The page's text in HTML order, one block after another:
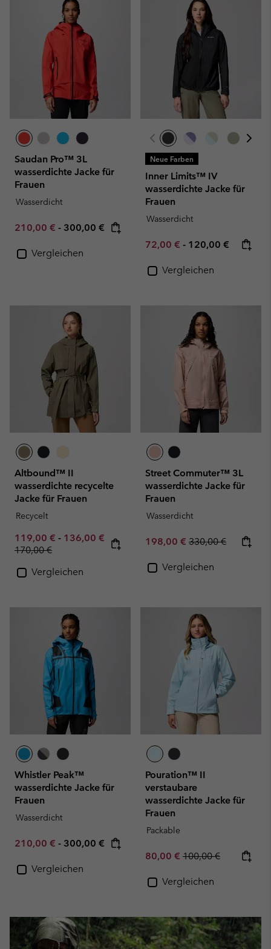
Saudan Pro™ 3L
wasserdichte Jacke für
Frauen
Wasserdicht
Minimum sale price:
210,00 € - Maximum price:
300,00 €
Vergleichen
Neue Farben
Inner Limits™ IV
wasserdichte Jacke für
Frauen
Wasserdicht
Minimum sale price:
72,00 € - Maximum price:
120,00 €
Vergleichen
Altbound™ II
wasserdichte recycelte
Jacke für Frauen
Recycelt
Minimum sale price:
119,00 € - Maximum sale price:
136,00 €
Regular price:
170,00 €
Vergleichen
Street Commuter™ 3L
wasserdichte Jacke für
Frauen
Wasserdicht
Sale price:
198,00 € Regular price:
330,00 €
Vergleichen
Whistler Peak™
wasserdichte Jacke für
Frauen
Wasserdicht
Minimum sale price:
210,00 € - Maximum price:
300,00 €
Vergleichen
Pouration™ II
verstaubare
wasserdichte Jacke für
Frauen
Packable
Sale price:
80,00 € Regular price:
100,00 €
Vergleichen